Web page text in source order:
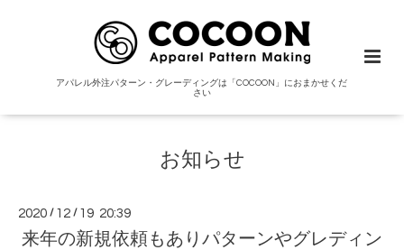
アパレル外注パターン・グレーディングは「COCOON」におまかせくだ
さい
お知らせ
2020 / 12 / 19 20:39
来年の新規依頼もありパターンやグレディン